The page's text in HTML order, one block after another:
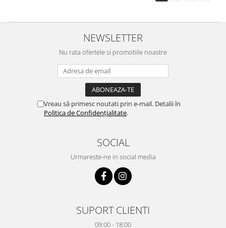
NEWSLETTER
Nu rata ofertele si promotiile noastre
Vreau să primesc noutati prin e-mail. Detalii în
Politica de Confidențialitate.
SOCIAL
Urmareste-ne in social media
SUPORT CLIENTI
09:00 - 18:00